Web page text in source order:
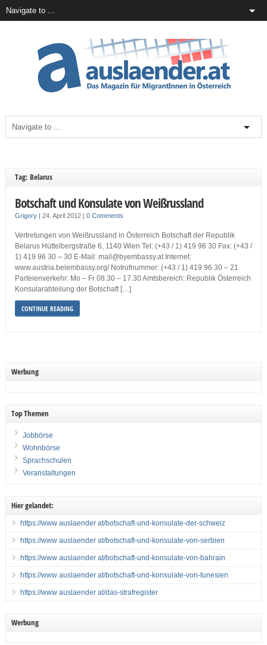
Tag: Belarus
Botschaft und Konsulate von Weißrussland
Grigory| 24. April 2012 | 0 Comments
Vertretungen von Weißrussland in Österreich Botschaft der Republik
Belarus Hüttelbergstraße 6, 1140 Wien Tel: (+43 / 1) 419 96 30 Fax: (+43 /
1) 419 96 30 – 30 E-Mail: mail@byembassy.at Internet:
www.austria.belembassy.org/ Notrufnummer: (+43 / 1) 419 96 30 – 21
Parteienverkehr: Mo – Fr 08.30 – 17.30 Amtsbereich: Republik Österreich
Konsularabteilung der Botschaft […]
CONTINUE READING
Werbung
Top Themen
Jobbörse
Wohnbörse
Sprachschulen
Veranstaltungen
Hier gelandet:
https://www auslaender at/botschaft-und-konsulate-der-schweiz
https://www auslaender at/botschaft-und-konsulate-von-serbien
https://www auslaender at/botschaft-und-konsulate-von-bahrain
https://www auslaender at/botschaft-und-konsulate-von-tunesien
https://www auslaender at/das-strafregister
Werbung